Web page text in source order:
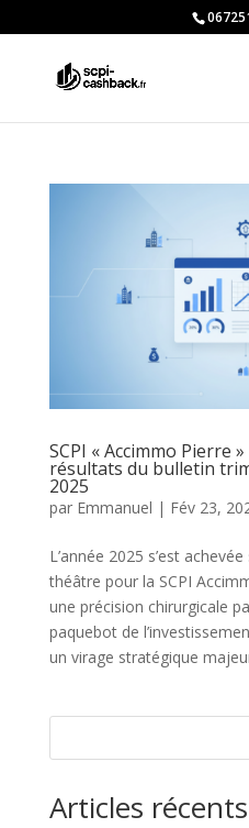
SCPI « Accimmo Pierre
résultats du bulletin
2025
par Emmanuel | Fév 23,
L’année 2025 s’est
théâtre pour la SCPI
une précision chirurgicale
paquebot de
un virage stratégique
Articles récents